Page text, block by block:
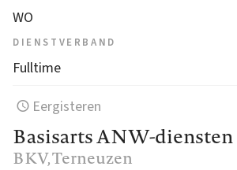
WO
DIENSTVERBAND
Fulltime
Eergisteren
Basisarts ANW-diensten
BKV, Terneuzen